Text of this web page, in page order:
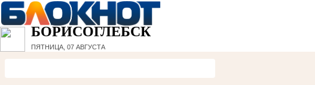
БОРИСОГЛЕБСК
ПЯТНИЦА, 07 АВГУСТА